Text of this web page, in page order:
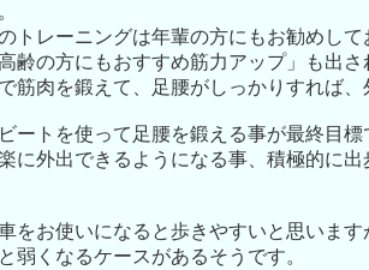
トレーニングは年輩の方にもお勧めし
齢の方にもおすすめ筋力アップ」も出
筋肉を鍛えて、足腰がしっかりすれば
ートを使って足腰を鍛える事が最終目
に外出できるようになる事、積極的に
をお使いになると歩きやすいと思いま
弱くなるケースがあるそうです。